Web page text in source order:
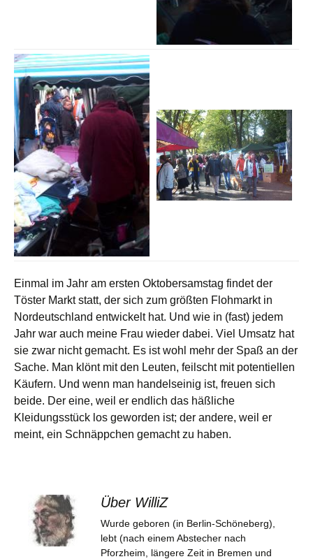
Einmal im Jahr am ersten Oktobersamstag findet der
Töster Markt statt, der sich zum größten Flohmarkt in
Nordeutschland entwickelt hat. Und wie in (fast) jedem
Jahr war auch meine Frau wieder dabei. Viel Umsatz hat
sie zwar nicht gemacht. Es ist wohl mehr der Spaß an der
Sache. Man klönt mit den Leuten, feilscht mit potentiellen
Käufern. Und wenn man handelseinig ist, freuen sich
beide. Der eine, weil er endlich das häßliche
Kleidungsstück los geworden ist; der andere, weil er
meint, ein Schnäppchen gemacht zu haben.
Über WilliZ
Wurde geboren (in Berlin-Schöneberg),
lebt (nach einem Abstecher nach
Pforzheim, längere Zeit in Bremen und